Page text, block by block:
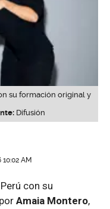
su formación original y
Difusión
AM
con su
Amaia Montero,